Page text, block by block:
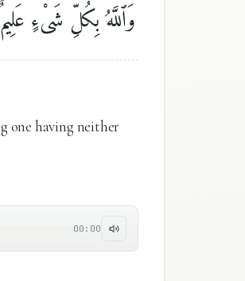
وَٱللَّهُ بِكُلِّ شَىْءٍ عَلِيمٌۢ
one having neither
00:00